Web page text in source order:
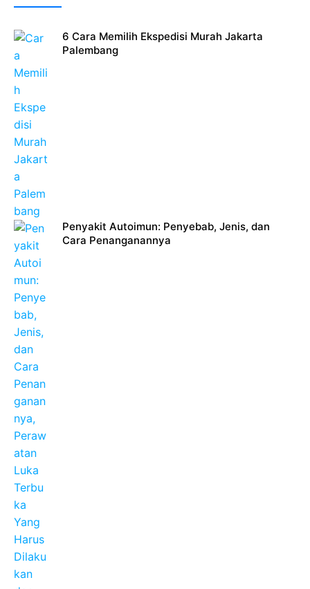
6 Cara Memilih Ekspedisi Murah Jakarta
Palembang
Penyakit Autoimun: Penyebab, Jenis, dan
Cara Penanganannya